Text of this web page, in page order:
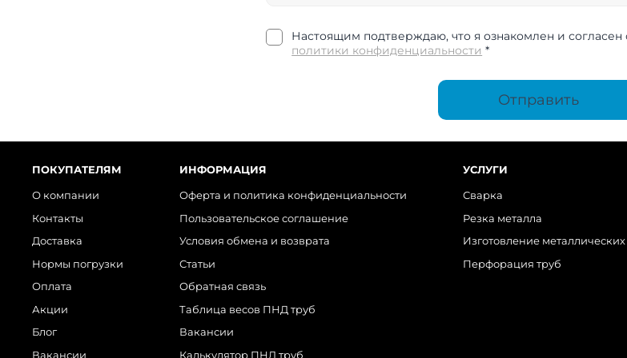
Настоящим подтверждаю, что я ознакомлен и
политики конфиденциальности *
Отправить
ПОКУПАТЕЛЯМ
О компании
Контакты
Доставка
Нормы погрузки
Оплата
Акции
Блог
Вакансии
ИНФОРМАЦИЯ
Оферта и политика конфиденциальности
Пользовательское соглашение
Условия обмена и возврата
Статьи
Обратная связь
Таблица весов ПНД труб
Вакансии
Калькулятор ПНД труб
УСЛУГИ
Сварка
Резка металла
Изготовление
Перфорация труб